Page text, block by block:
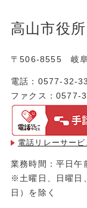
高山市役所
〒506-8555 岐
電話：0577-32-
ファクス：0577-
電話リレーサー
業務時間：平日午
※土曜日、日曜日
日）を除く